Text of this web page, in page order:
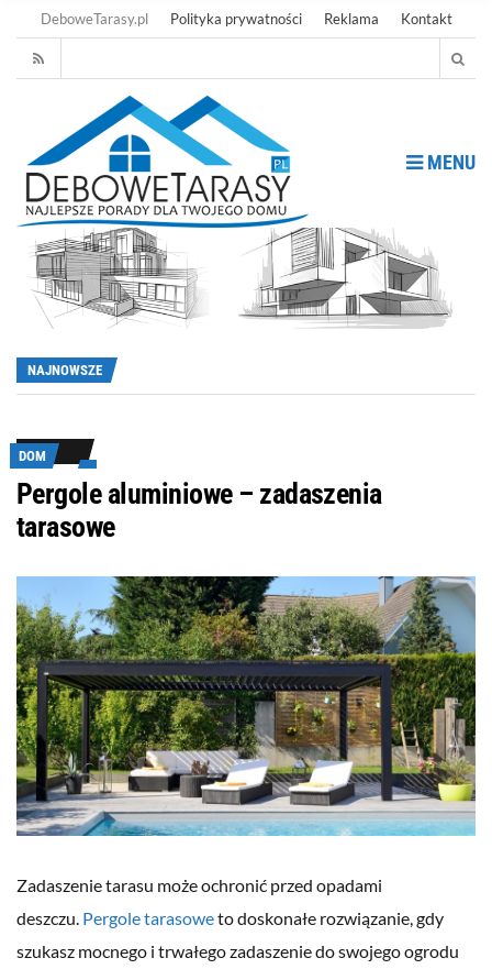
DeboweTarasy.pl Polityka prywatności Reklama Kontakt
MENU
NAJNOWSZE
DOM
Pergole aluminiowe – zadaszenia
tarasowe
Zadaszenie tarasu może ochronić przed opadami
deszczu. Pergole tarasoweto doskonałe rozwiązanie, gdy
szukasz mocnego i trwałego zadaszenie do swojego ogrodu